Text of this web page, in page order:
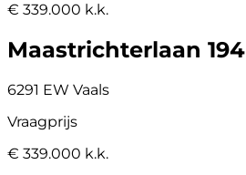
€ 339.000 k.k.
Maastrichterlaan 194
6291 EW Vaals
Vraagprijs
€ 339.000 k.k.